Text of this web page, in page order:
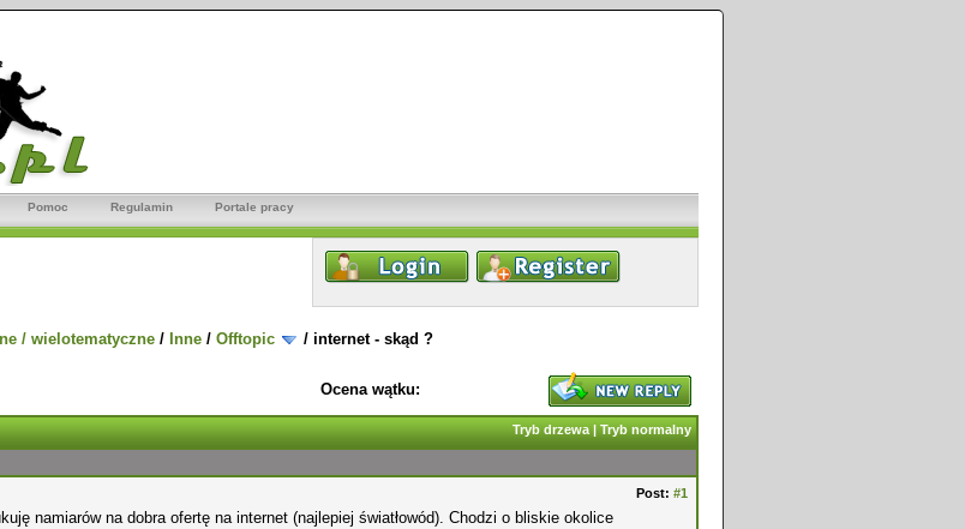
Pomoc Regulamin Portale pracy
/ wielotematyczne / Inne / Offtopic / internet - skąd ?
Ocena wątku:
Tryb drzewa | Tryb normalny
Post: #1
namiarów na dobra ofertę na internet (najlepiej światłowód). Chodzi o bliskie okolice